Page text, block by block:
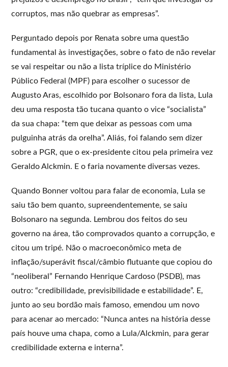
corruptos, mas não quebrar as empresas”.
Perguntado depois por Renata sobre uma questão
fundamental às investigações, sobre o fato de não revelar
se vai respeitar ou não a lista tríplice do Ministério
Público Federal (MPF) para escolher o sucessor de
Augusto Aras, escolhido por Bolsonaro fora da lista, Lula
deu uma resposta tão tucana quanto o vice “socialista”
da sua chapa: “tem que deixar as pessoas com uma
pulguinha atrás da orelha”. Aliás, foi falando sem dizer
sobre a PGR, que o ex-presidente citou pela primeira vez
Geraldo Alckmin. E o faria novamente diversas vezes.
Quando Bonner voltou para falar de economia, Lula se
saiu tão bem quanto, supreendentemente, se saiu
Bolsonaro na segunda. Lembrou dos feitos do seu
governo na área, tão comprovados quanto a corrupção, e
citou um tripé. Não o macroeconômico meta de
inflação/superávit fiscal/câmbio flutuante que copiou do
“neoliberal” Fernando Henrique Cardoso (PSDB), mas
outro: “credibilidade, previsibilidade e estabilidade”. E,
junto ao seu bordão mais famoso, emendou um novo
para acenar ao mercado: “Nunca antes na história desse
país houve uma chapa, como a Lula/Alckmin, para gerar
credibilidade externa e interna”.